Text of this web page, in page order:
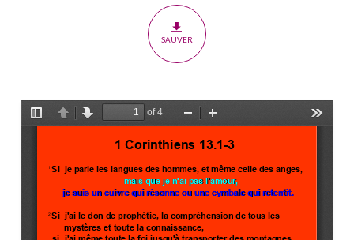
SAUVER